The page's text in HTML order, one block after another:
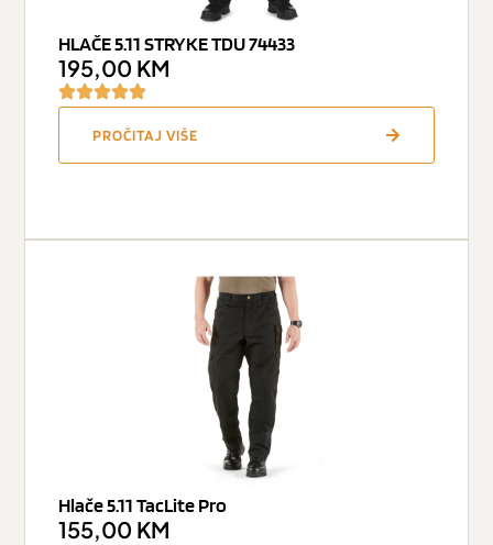
HLAČE 5.11 STRYKE TDU 74433
195,00 KM
PROČITAJ VIŠE
Hlače 5.11 TacLite Pro
155,00 KM